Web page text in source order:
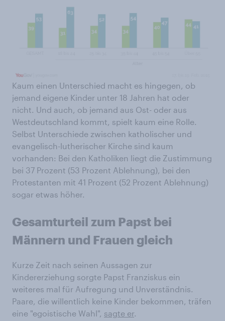
Kaum einen Unterschied macht es hingegen, ob
jemand eigene Kinder unter 18 Jahren hat oder
nicht. Und auch, ob jemand aus Ost- oder aus
Westdeutschland kommt, spielt kaum eine Rolle.
Selbst Unterschiede zwischen katholischer und
evangelisch-lutherischer Kirche sind kaum
vorhanden: Bei den Katholiken liegt die Zustimmung
bei 37 Prozent (53 Prozent Ablehnung), bei den
Protestanten mit 41 Prozent (52 Prozent Ablehnung)
sogar etwas höher.
Gesamturteil zum Papst bei
Männern und Frauen gleich
Kurze Zeit nach seinen Aussagen zur
Kindererziehung sorgte Papst Franziskus ein
weiteres mal für Aufregung und Unverständnis.
Paare, die willentlich keine Kinder bekommen, träfen
eine "egoistische Wahl", sagte er